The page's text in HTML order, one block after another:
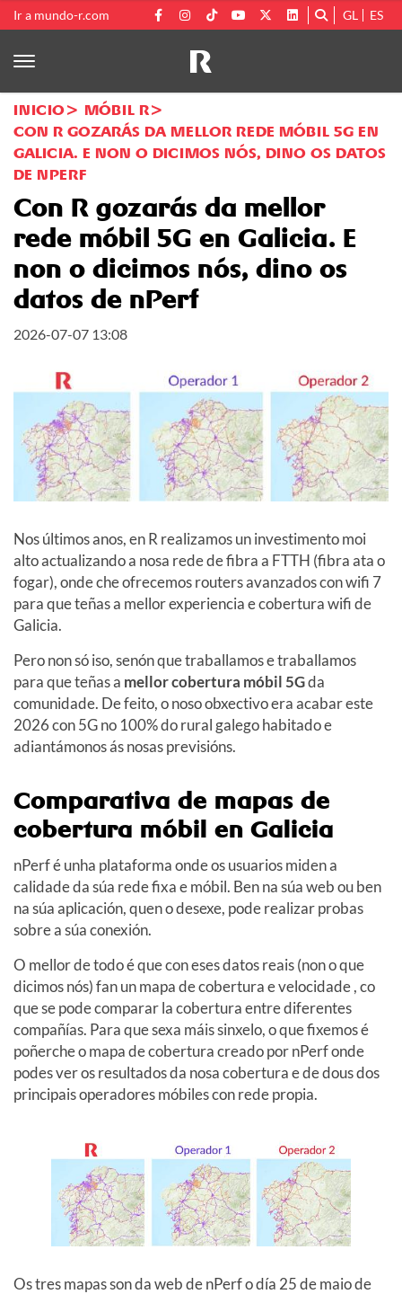
Ir a mundo-r.com GL ES
INICIO
MÓBIL R
CON R GOZARÁS DA MELLOR REDE MÓBIL 5G EN
GALICIA. E NON O DICIMOS NÓS, DINO OS DATOS
DE NPERF
Con R gozarás da mellor
rede móbil 5G en Galicia. E
non o dicimos nós, dino os
datos de nPerf
2026-07-07 13:08
Nos últimos anos, en R realizamos un investimento moi
alto actualizando a nosa rede de fibra a FTTH (fibra ata o
fogar), onde che ofrecemos routers avanzados con wifi 7
para que teñas a mellor experiencia e cobertura wifi de
Galicia.
Pero non só iso, senón que traballamos e traballamos
para que teñas a mellor cobertura móbil 5Gda
comunidade. De feito, o noso obxectivo era acabar este
2026 con 5G no 100% do rural galego habitado e
adiantámonos ás nosas previsións.
Comparativa de mapas de
cobertura móbil en Galicia
nPerf é unha plataforma onde os usuarios miden a
calidade da súa rede fixa e móbil. Ben na súa web ou ben
na súa aplicación, quen o desexe, pode realizar probas
sobre a súa conexión.
O mellor de todo é que con eses datos reais (non o que
dicimos nós) fan un mapa de cobertura e velocidade , co
que se pode comparar la cobertura entre diferentes
compañías. Para que sexa máis sinxelo, o que fixemos é
poñerche o mapa de cobertura creado por nPerf onde
podes ver os resultados da nosa cobertura e de dous dos
principais operadores móbiles con rede propia.
Os tres mapas son da web de nPerf o día 25 de maio de